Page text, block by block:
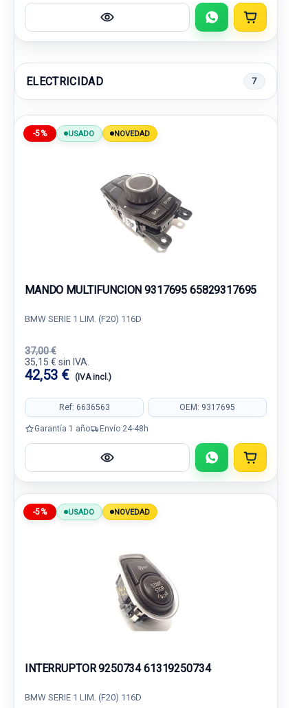
ELECTRICIDAD 7
-5% USADO NOVEDAD
MANDO MULTIFUNCION 9317695 65829317695
BMW SERIE 1 LIM. (F20) 116D
37,00 €
35,15 € sin IVA.
42,53 € (IVA incl.)
Ref: 6636563 OEM: 9317695
Garantía 1 año Envío 24-48h
-5% USADO NOVEDAD
INTERRUPTOR 9250734 61319250734
BMW SERIE 1 LIM. (F20) 116D